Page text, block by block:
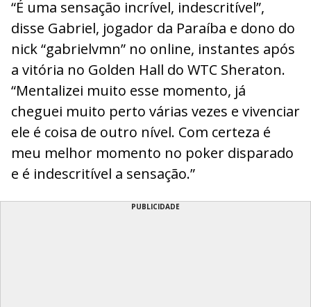
“É uma sensação incrível, indescritível”,
disse Gabriel, jogador da Paraíba e dono do
nick “gabrielvmn” no online, instantes após
a vitória no Golden Hall do WTC Sheraton.
“Mentalizei muito esse momento, já
cheguei muito perto várias vezes e vivenciar
ele é coisa de outro nível. Com certeza é
meu melhor momento no poker disparado
e é indescritível a sensação.”
PUBLICIDADE